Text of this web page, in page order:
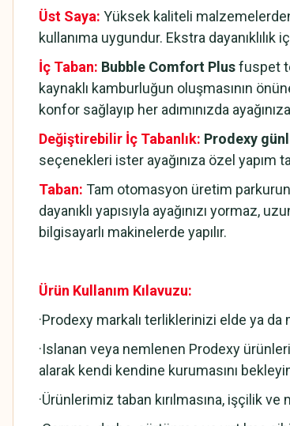
Üst Saya: Yüksek kaliteli
kullanıma uygundur. Ekstra
İç Taban: Bubble Comfort Plusfuspet
kaynaklı kamburluğun oluşmasının
konfor sağlayıp her adımınızda
Değiştirebilir İç Tabanlık: Prodexy
seçenekleri ister ayağınıza özel yapım
Taban: Tam otomasyon üretim
dayanıklı yapısıyla ayağınızı
bilgisayarlı makinelerde yapılır.
Ürün Kullanım Kılavuzu:
·Prodexy markalı terliklerinizi elde ya
·Islanan veya nemlenen Prodexy
alarak kendi kendine kurumasını
·Ürünlerimiz taban kırılmasına, işçilik